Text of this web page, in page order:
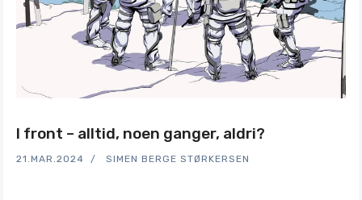
I front – alltid, noen ganger, aldri?
21.MAR.2024 SIMEN BERGE STØRKERSEN